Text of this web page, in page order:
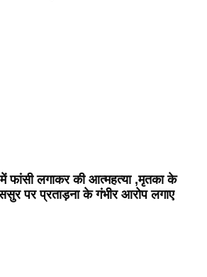
लगाकर की आत्महत्या ,मृतका के
पर प्रताड़ना के गंभीर आरोप लगाए